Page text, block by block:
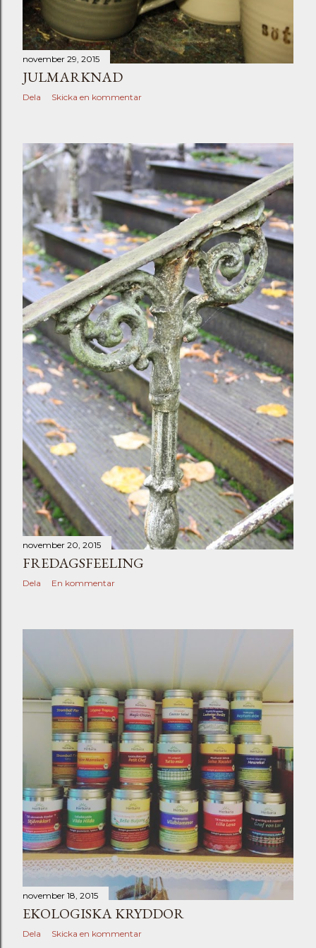
november 29, 2015
JULMARKNAD
Dela Skicka en kommentar
november 20, 2015
FREDAGSFEELING
Dela En kommentar
november 18, 2015
EKOLOGISKA KRYDDOR
Dela Skicka en kommentar